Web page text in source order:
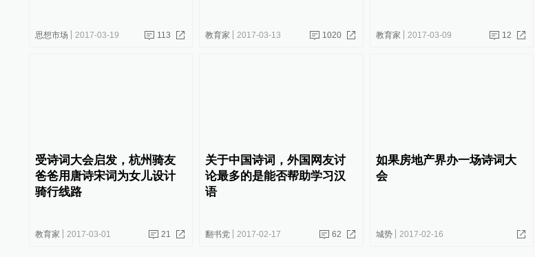
思想市场 2017-03-19 113 教育家 2017-03-13 1020 教育家 2017-03-09 12
受诗词大会启发，杭州骑友
爸爸用唐诗宋词为女儿设计
骑行线路
教育家 2017-03-01 21
关于中国诗词，外国网友讨
论最多的是能否帮助学习汉
语
翻书党 2017-02-17 62
如果房地产界办一场诗词大
会
城势 2017-02-16